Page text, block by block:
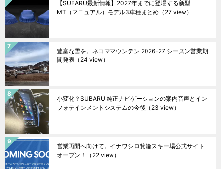
【SUBARU最新情報】2027年までに登場する新型
MT（マニュアル）モデル3車種まとめ （27 view）
豊富な雪を。ネコママウンテン 2026-27 シーズン営業期
間発表 （24 view）
小変化？SUBARU 純正ナビゲーションの案内音声とイン
フォテインメントシステムの今後 （23 view）
営業再開へ向けて。イナワシロ箕輪スキー場公式サイト
オープン！
（22 view）